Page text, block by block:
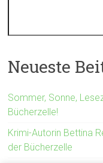
Neueste
Sommer, Sonne,
Bücherzelle!
Krimi-Autorin Bettina
der Bücherzelle